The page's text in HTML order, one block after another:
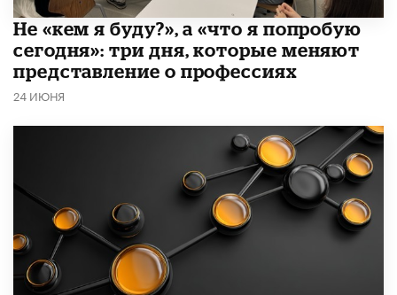
Не «кем я буду?», а «что я попробую
сегодня»: три дня, которые меняют
представление о профессиях
24 ИЮНЯ